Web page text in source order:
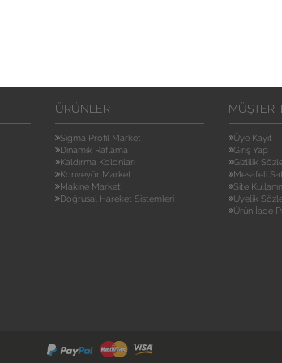
ÜRÜNLER
Sigma Profil Market
Dinamik Raflama
Kaldırma Kolonları
Konveyör Market
Makine Market
Doğrusal Hareket Sistemleri
MÜŞTERI
Üye Kayıt
Giriş Yap
Gizlilik
Mesafeli
Site
Üyelik
Ürün İade